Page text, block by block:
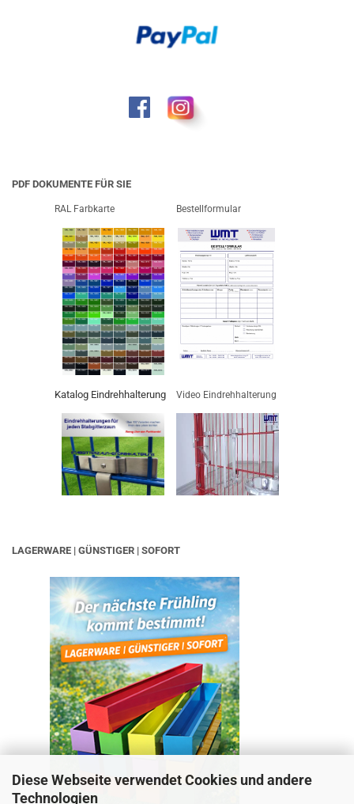
Diese Webseite verwendet Cookies und andere
Technologien
PDF DOKUMENTE FÜR SIE
RAL Farbkarte Bestellformular
Katalog Eindrehhalterung Video Eindrehhalterung
LAGERWARE | GÜNSTIGER | SOFORT